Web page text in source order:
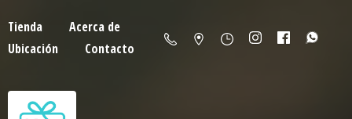
Tienda
Acerca de
Ubicación
Contacto